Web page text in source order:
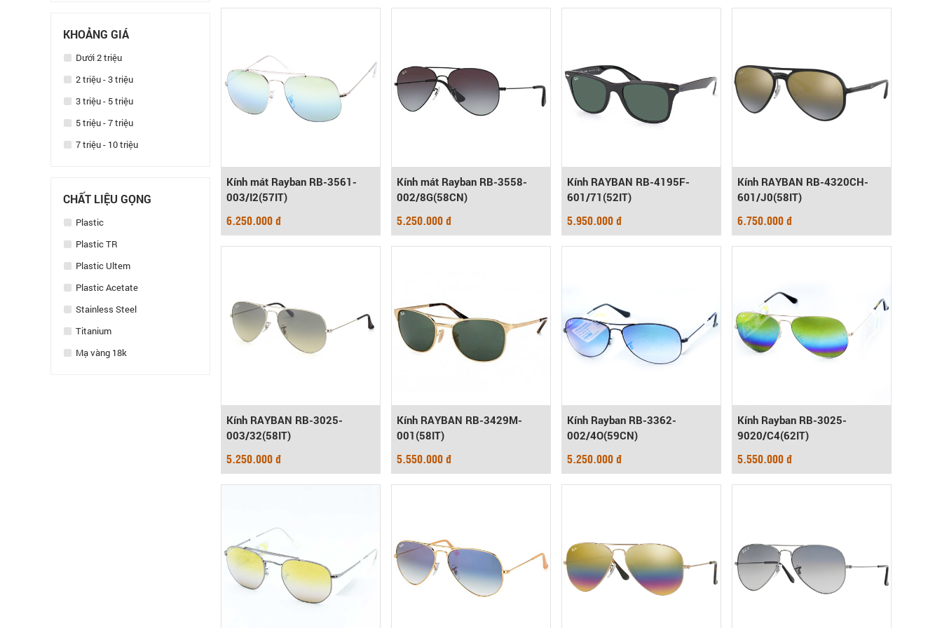
KHOẢNG GIÁ
Dưới 2 triệu
2 triệu - 3 triệu
3 triệu - 5 triệu
5 triệu - 7 triệu
7 triệu - 10 triệu
CHẤT LIỆU GỌNG
Plastic
Plastic TR
Plastic Ultem
Plastic Acetate
Stainless Steel
Titanium
Mạ vàng 18k
Kính mát Rayban RB-3561-
003/I2(57IT)
6.250.000 đ
Kính mát Rayban RB-3558-
002/8G(58CN)
5.250.000 đ
Kính RAYBAN RB-4195F-
601/71(52IT)
5.950.000 đ
Kính RAYBAN RB-4320CH-
601/J0(58IT)
6.750.000 đ
Kính RAYBAN RB-3025-
003/32(58IT)
5.250.000 đ
Kính RAYBAN RB-3429M-
001(58IT)
5.550.000 đ
Kính Rayban RB-3362-
002/4O(59CN)
5.250.000 đ
Kính Rayban RB-3025-
9020/C4(62IT)
5.550.000 đ